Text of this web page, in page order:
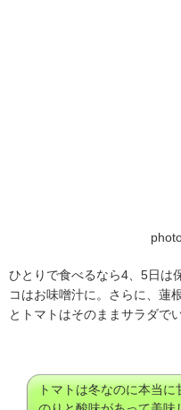
ひとりで食べるなら4、5日は
コはお味噌汁に。さらに、蓮
とトマトはそのままサラダで
トマトは冬なのに本当に